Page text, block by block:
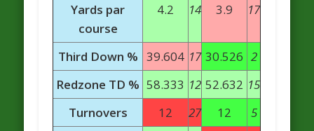
Yards par
course
4.2 14 3.9 17
Third Down % 39.604 17 30.526 2
Redzone TD % 58.333 12 52.632 15
Turnovers
12 27 12
5